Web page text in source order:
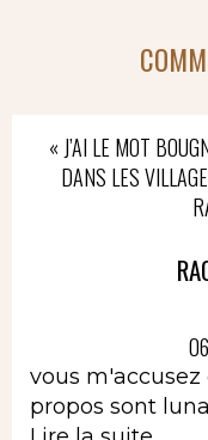
« J’AI LE MOT
DANS LES
vous m'accusez
propos sont